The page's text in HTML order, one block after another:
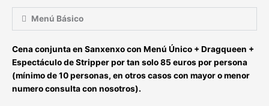
Menú Básico
Cena conjunta en Sanxenxo con Menú Único + Dragqueen +
Espectáculo de Stripper por tan solo 85 euros por persona
(mínimo de 10 personas, en otros casos con mayor o menor
numero consulta con nosotros).